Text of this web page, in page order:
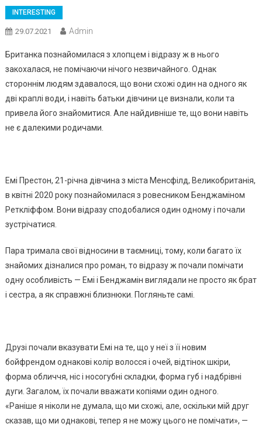
INTERESTING
29.07.2021 Admin
Британка познайомилася з хлопцем і відразу ж в нього
закохалася, не помічаючи нічого незвичайного. Однак
стороннім людям здавалося, що вони схожі один на одного як
дві краплі води, і навіть батьки дівчини це визнали, коли та
привела його знайомитися. Але найдивніше те, що вони навіть
не є далекими родичами.
Емі Престон, 21-річна дівчина з міста Менсфілд, Великобританія,
в квітні 2020 року познайомилася з ровесником Бенджаміном
Реткліффом. Вони відразу сподобалися один одному і почали
зустрічатися.
Пара тримала свої відносини в таємниці, тому, коли багато їх
знайомих дізналися про роман, то відразу ж почали помічати
одну особливість — Емі і Бенджамін виглядали не просто як брат
і сестра, а як справжні близнюки. Погляньте самі.
Друзі почали вказувати Емі на те, що у неї з її новим
бойфрендом однакові колір волосся і очей, відтінок шкіри,
форма обличчя, ніс і носогубні складки, форма губ і надбрівні
дуги. Загалом, їх почали вважати копіями один одного.
«Раніше я ніколи не думала, що ми схожі, але, оскільки мій друг
сказав, що ми однакові, тепер я не можу цього не помічати», —